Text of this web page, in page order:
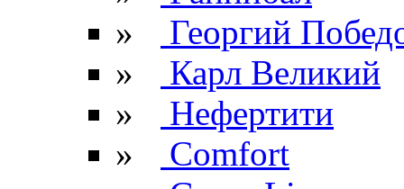
»
Георгий
»
Карл Великий
»
Нефертити
»
Comfort